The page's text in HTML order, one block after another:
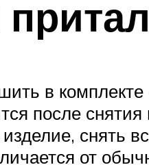
в
после
изделие, снять
от